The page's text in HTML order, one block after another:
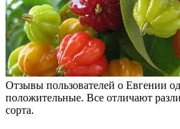
Отзывы пользователей о Евгении
положительные. Все отличают
сорта.